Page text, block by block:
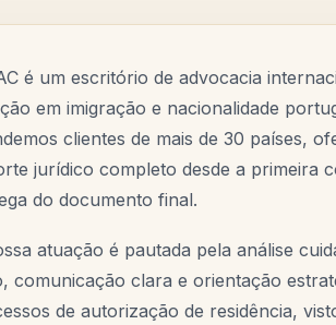
é um escritório de advocacia
em imigração e nacionalidade
clientes de mais de 30 países,
jurídico completo desde a primeira
do documento final.
atuação é pautada pela análise
comunicação clara e orientação
de autorização de residência,